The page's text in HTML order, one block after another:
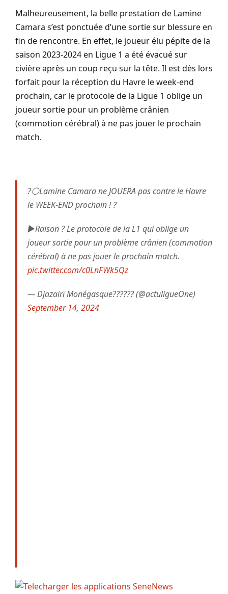
Malheureusement, la belle prestation de Lamine
Camara s’est ponctuée d’une sortie sur blessure en
fin de rencontre. En effet, le joueur élu pépite de la
saison 2023-2024 en Ligue 1 a été évacué sur
civière après un coup reçu sur la tête. Il est dès lors
forfait pour la réception du Havre le week-end
prochain, car le protocole de la Ligue 1 oblige un
joueur sortie pour un problème crânien
(commotion cérébral) à ne pas jouer le prochain
match.
?⚪Lamine Camara ne JOUERA pas contre le Havre
le WEEK-END prochain ! ?
▶️Raison ? Le protocole de la L1 qui oblige un
joueur sortie pour un problème crânien (commotion
cérébral) à ne pas jouer le prochain match.
pic.twitter.com/c0LnFWk5Qz
— Djazairï Monégasque?????? (@actuligueOne)
September 14, 2024